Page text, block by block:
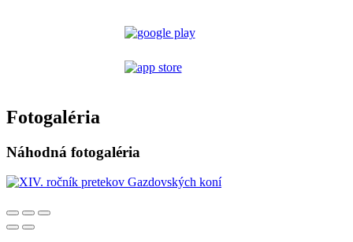
Fotogaléria
Náhodná fotogaléria